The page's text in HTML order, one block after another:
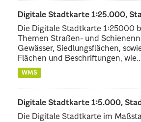
Digitale Stadtkarte 1:25.000,
Die Digitale Stadtkarte 1:25000
Themen Straßen- und
Gewässer, Siedlungsflächen,
Flächen und Beschriftungen,
WMS
Digitale Stadtkarte 1:5.000,
Die Digitale Stadtkarte im